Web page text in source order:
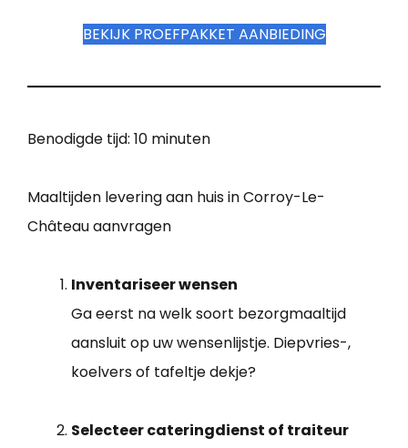
BEKIJK PROEFPAKKET AANBIEDING
Benodigde tijd: 10 minuten
Maaltijden levering aan huis in Corroy-Le-
Château aanvragen
Inventariseer wensen
Ga eerst na welk soort bezorgmaaltijd
aansluit op uw wensenlijstje. Diepvries-,
koelvers of tafeltje dekje?
Selecteer cateringdienst of traiteur